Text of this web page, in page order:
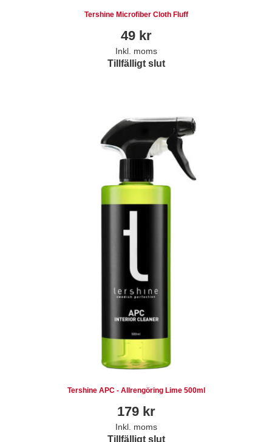
Tershine Microfiber Cloth Fluff
49kr
Inkl. moms
Tillfälligt slut
Tershine APC - Allrengöring Lime 500ml
179kr
Inkl. moms
Tillfälligt slut